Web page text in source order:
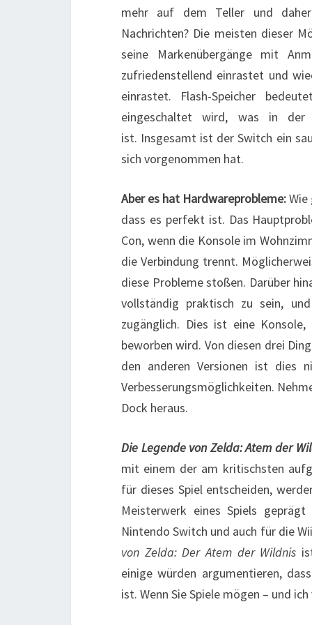
mehr auf dem Teller und
Nachrichten? Die meisten dieser
seine Markenübergänge mit
zufriedenstellend einrastet und
einrastet. Flash-Speicher
eingeschaltet wird, was in der
ist. Insgesamt ist der Switch ein
sich vorgenommen hat.
Aber es hat Hardwareprobleme:
dass es perfekt ist. Das
Con, wenn die Konsole im
die Verbindung trennt.
diese Probleme stoßen. Darüber
vollständig praktisch zu sein,
zugänglich. Dies ist eine
beworben wird. Von diesen drei
den anderen Versionen ist dies
Verbesserungsmöglichkeiten.
Dock heraus.
Die Legende von Zelda: Atem der
mit einem der am kritischsten
für dieses Spiel entscheiden,
Meisterwerk eines Spiels
Nintendo Switch und auch für die
von Zelda: Der Atem der Wildnis
einige würden argumentieren,
ist. Wenn Sie Spiele mögen – und